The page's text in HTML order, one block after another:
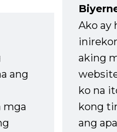
ang
mga
Ako ay
aking
ko na
kong
ang